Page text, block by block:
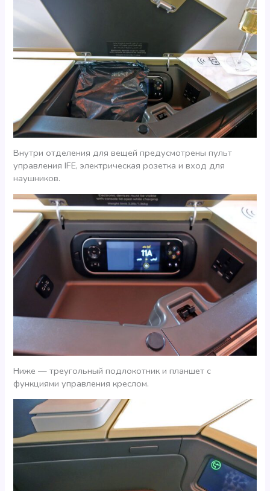
Внутри отделения для вещей предусмотрены пульт
управления IFE, электрическая розетка и вход для
наушников.
Ниже — треугольный подлокотник и планшет с
функциями управления креслом.